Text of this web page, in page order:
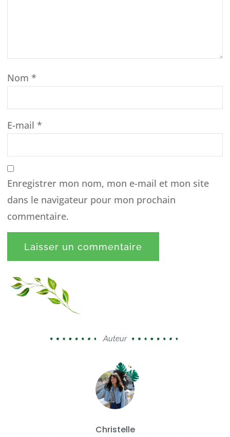
Nom *
E-mail *
Enregistrer mon nom, mon e-mail et mon site
dans le navigateur pour mon prochain
commentaire.
Auteur
Christelle